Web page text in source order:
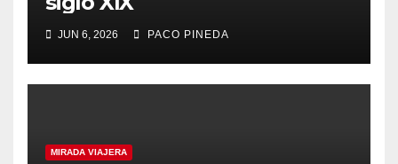
JUN 6, 2026 PACO PINEDA
MIRADA VIAJERA